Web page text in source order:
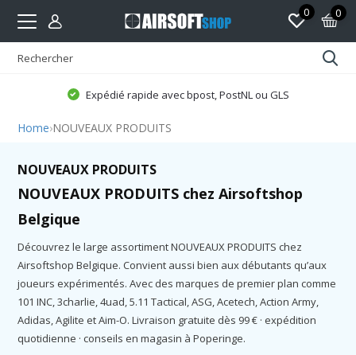
0 0
Expédié rapide avec bpost, PostNL ou GLS
Home›NOUVEAUX PRODUITS
NOUVEAUX PRODUITS
NOUVEAUX PRODUITS chez Airsoftshop
Belgique
Découvrez le large assortiment NOUVEAUX PRODUITS chez
Airsoftshop Belgique. Convient aussi bien aux débutants qu’aux
joueurs expérimentés. Avec des marques de premier plan comme
101 INC, 3charlie, 4uad, 5.11 Tactical, ASG, Acetech, Action Army,
Adidas, Agilite et Aim-O. Livraison gratuite dès 99 € · expédition
quotidienne · conseils en magasin à Poperinge.